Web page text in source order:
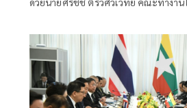
พัฒนาอย่างยั่งยืน แถลงคัดค้านการเยือ
ของพลเอกอาวุโส มิน ออง ไลง์